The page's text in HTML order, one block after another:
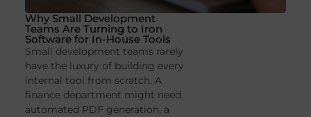
Why Small Development
Teams Are Turning to Iron
Software for In-House Tools
Small development teams rarely
have the luxury of building every
internal tool from scratch. A
finance department might need
automated PDF generation, a